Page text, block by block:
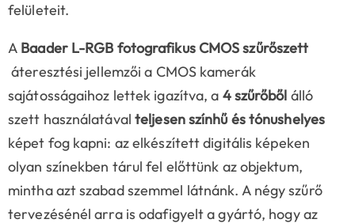
felületeit.
A Baader L-RGB fotografikus CMOS szűrőszett
áteresztési jellemzői a CMOS kamerák
sajátosságaihoz lettek igazítva, a 4 szűrőből álló
szett használatávalteljesen színhű és tónushelyes
képet fog kapni: az elkészített digitális képeken
olyan színekben tárul fel előttünk az objektum,
mintha azt szabad szemmel látnánk. A négy szűrő
tervezésénél arra is odafigyelt a gyártó, hogy az